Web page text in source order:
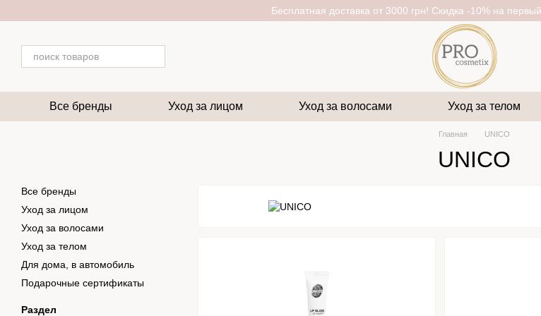
Бесплатная доставка от 3000 грн! Скидка -10% на
Все бренды Уход за лицом Уход за волосами Уход за телом
Главная UNICO
UNICO
Все бренды
Уход за лицом
Уход за волосами
Уход за телом
Для дома, в автомобиль
Подарочные сертификаты
Раздел